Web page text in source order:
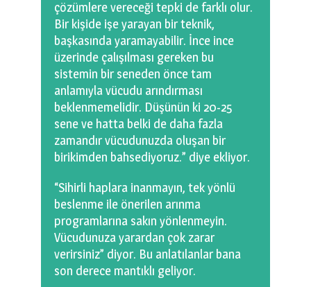
çözümlere vereceği tepki de farklı olur.
Bir kişide işe yarayan bir teknik,
başkasında yaramayabilir. İnce ince
üzerinde çalışılması gereken bu
sistemin bir seneden önce tam
anlamıyla vücudu arındırması
beklenmemelidir. Düşünün ki 20-25
sene ve hatta belki de daha fazla
zamandır vücudunuzda oluşan bir
birikimden bahsediyoruz.” diye ekliyor.
“Sihirli haplara inanmayın, tek yönlü
beslenme ile önerilen arınma
programlarına sakın yönlenmeyin.
Vücudunuza yarardan çok zarar
verirsiniz” diyor. Bu anlatılanlar bana
son derece mantıklı geliyor.